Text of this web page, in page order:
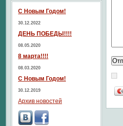
С Новым Годом!
30.12.2022
ДЕНЬ ПОБЕДЫ!!!!
08.05.2020
8 марта!!!!
08.03.2020
С Новым Годом!
30.12.2019
Архив новостей